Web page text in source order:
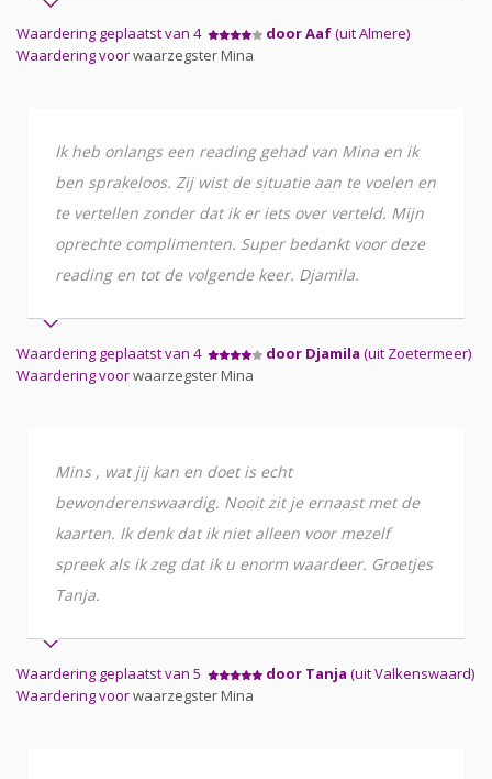
Waardering geplaatst van 4 door Aaf(uit Almere)
Waardering voorwaarzegster Mina
Ik heb onlangs een reading gehad van Mina en ik
ben sprakeloos. Zij wist de situatie aan te voelen en
te vertellen zonder dat ik er iets over verteld. Mijn
oprechte complimenten. Super bedankt voor deze
reading en tot de volgende keer. Djamila.
Waardering geplaatst van 4 door Djamila (uit Zoetermeer)
Waardering voorwaarzegster Mina
Mins , wat jij kan en doet is echt
bewonderenswaardig. Nooit zit je ernaast met de
kaarten. Ik denk dat ik niet alleen voor mezelf
spreek als ik zeg dat ik u enorm waardeer. Groetjes
Tanja.
Waardering geplaatst van 5 door Tanja (uit Valkenswaard)
Waardering voorwaarzegster Mina